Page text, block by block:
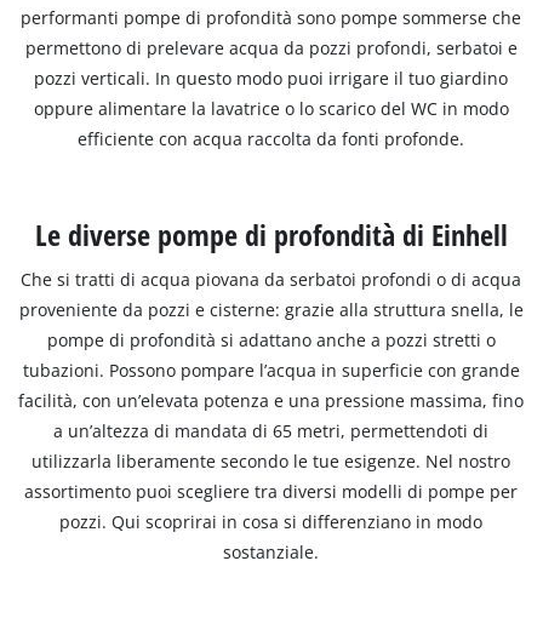
performanti pompe di profondità sono pompe sommerse che
permettono di prelevare acqua da pozzi profondi, serbatoi e
pozzi verticali. In questo modo puoi irrigare il tuo giardino
oppure alimentare la lavatrice o lo scarico del WC in modo
efficiente con acqua raccolta da fonti profonde.
Le diverse pompe di profondità di Einhell
Che si tratti di acqua piovana da serbatoi profondi o di acqua
proveniente da pozzi e cisterne: grazie alla struttura snella, le
pompe di profondità si adattano anche a pozzi stretti o
tubazioni. Possono pompare l’acqua in superficie con grande
facilità, con un’elevata potenza e una pressione massima, fino
a un’altezza di mandata di 65 metri, permettendoti di
utilizzarla liberamente secondo le tue esigenze. Nel nostro
assortimento puoi scegliere tra diversi modelli di pompe per
pozzi. Qui scoprirai in cosa si differenziano in modo
sostanziale.